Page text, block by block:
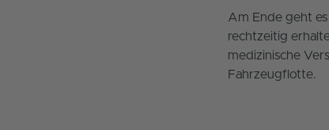
Am Ende geht
rechtzeitig
medizinische
Fahrzeugflotte.